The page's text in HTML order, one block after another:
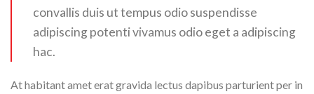
convallis duis ut tempus odio suspendisse
adipiscing potenti vivamus odio eget a adipiscing
hac.
At habitant amet erat gravida lectus dapibus parturient per in